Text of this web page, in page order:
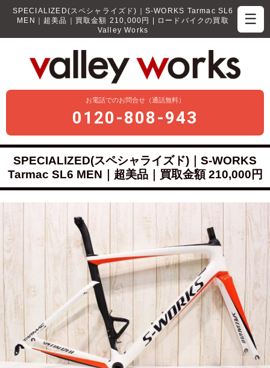
☰
SPECIALIZED(スペシャライズド)｜S-WORKS Tarmac SL6
MEN｜超美品｜買取金額 210,000円 | ロードバイクの買取
Valley Works
お電話でのお問合せ（通話無料）
0120-808-943
SPECIALIZED(スペシャライズド)｜S-WORKS
Tarmac SL6 MEN｜超美品｜買取金額 210,000円